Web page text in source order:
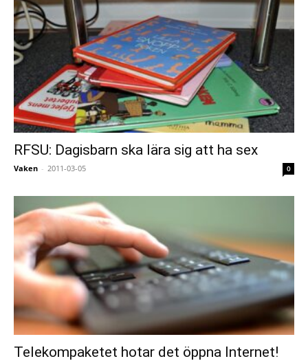
RFSU: Dagisbarn ska lära sig att ha sex
Vaken - 2011-03-05 0
Telekompaketet hotar det öppna Internet!